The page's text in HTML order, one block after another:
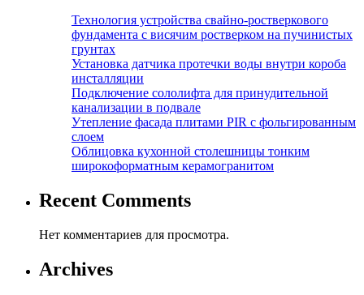
Технология устройства свайно-ростверкового
фундамента с висячим ростверком на пучинистых
грунтах
Установка датчика протечки воды внутри короба
инсталляции
Подключение сололифта для принудительной
канализации в подвале
Утепление фасада плитами PIR с фольгированным
слоем
Облицовка кухонной столешницы тонким
широкоформатным керамогранитом
Recent Comments
Нет комментариев для просмотра.
Archives